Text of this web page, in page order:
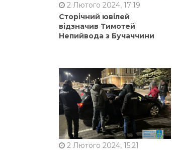
2 Лютого 2024, 17:19
Сторічний ювілей
відзначив Тимотей
Непийвода з Бучаччини
2 Лютого 2024, 15:21